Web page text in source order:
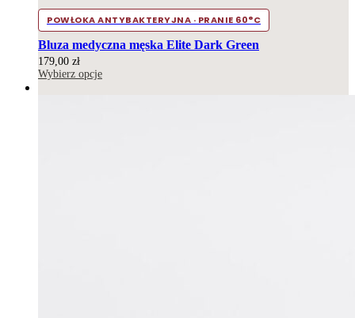
POWŁOKA ANTYBAKTERYJNA · PRANIE 60°C
Bluza medyczna męska Elite Dark Green
179,00 zł
Wybierz opcje